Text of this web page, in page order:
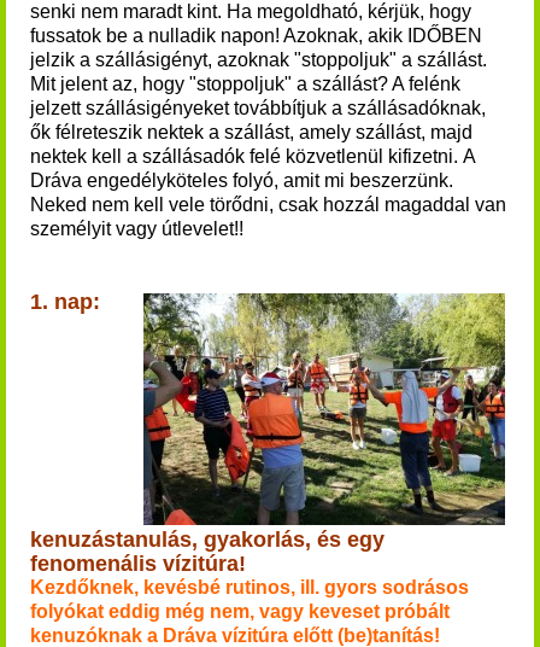
senki nem maradt kint. Ha megoldható, kérjük, hogy
fussatok be a nulladik napon! Azoknak, akik IDŐBEN
jelzik a szállásigényt, azoknak "stoppoljuk" a szállást.
Mit jelent az, hogy "stoppoljuk" a szállást? A felénk
jelzett szállásigényeket továbbítjuk a szállásadóknak,
ők félreteszik nektek a szállást, amely szállást, majd
nektek kell a szállásadók felé közvetlenül kifizetni. A
Dráva engedélyköteles folyó, amit mi beszerzünk.
Neked nem kell vele törődni, csak hozzál magaddal van
személyit vagy útlevelet!!
1. nap:
kenuzástanulás, gyakorlás, és egy
fenomenális vízitúra!
Kezdőknek, kevésbé rutinos, ill. gyors sodrásos
folyókat eddig még nem, vagy keveset próbált
kenuzóknak a Dráva vízitúra előtt (be)tanítás!